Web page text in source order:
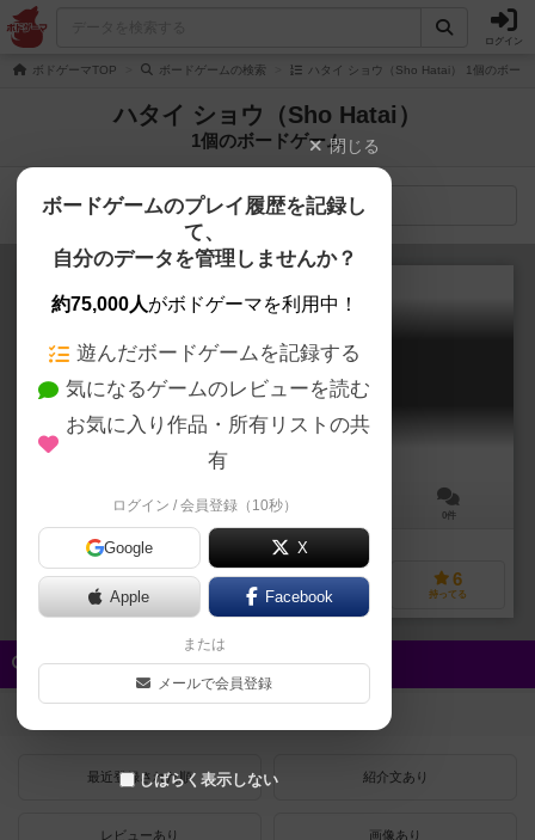
ログイン
ボドゲーマTOP ボードゲームの検索 ハタイ ショウ（Sho Hatai） 1個のボード
ハタイ ショウ（Sho Hatai）
1個のボードゲーム
検索メニュー
きまぐれパンケーキ！
Kimagure Pancake
10～20分 0件
0
興味あり
3 0
お気に入り
6
持ってる
クイック検索
最近登録された順 紹介文あり
レビューあり 画像あり
閉じる
ボードゲームのプレイ履歴を記録し
て、
自分のデータを管理しませんか？
約75,000人がボドゲーマを利用中！
遊んだボードゲームを記録する
気になるゲームのレビューを読む
お気に入り作品・所有リストの共
有
ログイン / 会員登録（10秒）
Google X
Apple Facebook
または
メールで会員登録
しばらく表示しない